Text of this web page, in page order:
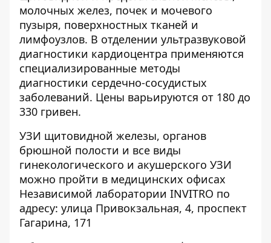
молочных желез, почек и мочевого
пузыря, поверхностных тканей и
лимфоузлов. В отделении ультразвуковой
диагностики кардиоцентра применяются
специализированные методы
диагностики сердечно-сосудистых
заболеваний. Цены варьируются от 180 до
330 гривен.
УЗИ щитовидной железы, органов
брюшной полости и все виды
гинекологического и акушерского УЗИ
можно пройти в медицинских офисах
Независимой лаборатории INVITRO по
адресу: улица Привокзальная, 4, проспект
Гагарина, 171